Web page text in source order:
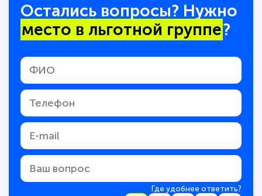
Остались вопросы? Нужно
место в льготной группе?
Где удобнее ответить?